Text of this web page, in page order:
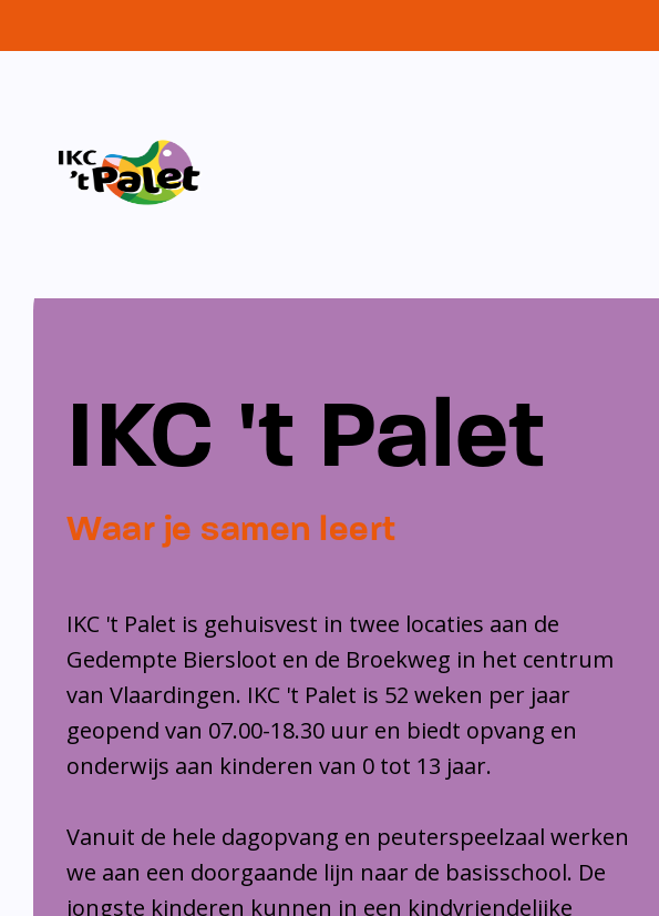
IKC 't Palet
Waar je samen leert
IKC 't Palet is gehuisvest in twee locaties aan de
Gedempte Biersloot en de Broekweg in het centrum
van Vlaardingen. IKC 't Palet is 52 weken per jaar
geopend van 07.00-18.30 uur en biedt opvang en
onderwijs aan kinderen van 0 tot 13 jaar.
Vanuit de hele dagopvang en peuterspeelzaal werken
we aan een doorgaande lijn naar de basisschool. De
jongste kinderen kunnen in een kindvriendelijke